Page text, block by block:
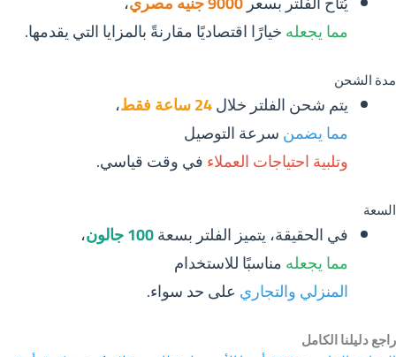
مما يجعلهخيارًا اقتصاديًا مقارنةً بالمزايا التي يقدمها.
مدة الشحن
يتم شحن الفلتر خلال24 ساعة فقط
،
مما يضمنسرعة التوصيل
وتلبية احتياجات العملاءفي وقت قياسي.
السعة
في الحقيقة، يتميز الفلتر بسعة100 جالون
،
مما يجعلهمناسبًا للاستخدام
المنزلي والتجاري على حد سواء.
راجع دليلنا الكامل